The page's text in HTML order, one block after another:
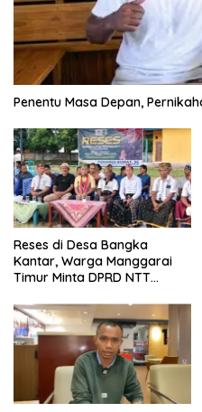
Penentu Masa Depan,
Reses di Desa Bangka
Kantar, Warga Manggarai
Timur Minta DPRD NTT
Pergub Larangan Beli BBM
Bersubsidi Bagi Penunggak
Pajak